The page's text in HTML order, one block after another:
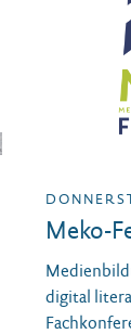
Meko-
digital